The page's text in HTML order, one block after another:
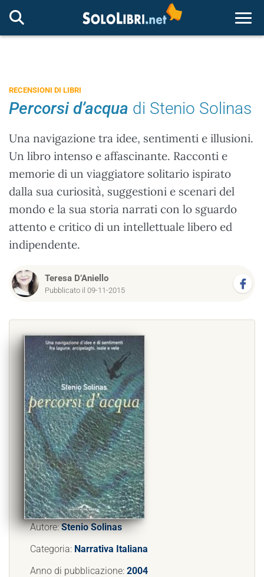
RECENSIONI DI LIBRI
Percorsi d’acqua di Stenio Solinas
Una navigazione tra idee, sentimenti e illusioni.
Un libro intenso e affascinante. Racconti e
memorie di un viaggiatore solitario ispirato
dalla sua curiosità, suggestioni e scenari del
mondo e la sua storia narrati con lo sguardo
attento e critico di un intellettuale libero ed
indipendente.
Teresa D’Aniello
Pubblicato il 09-11-2015
Autore:Stenio Solinas
Categoria: Narrativa Italiana
Anno di pubblicazione: 2004